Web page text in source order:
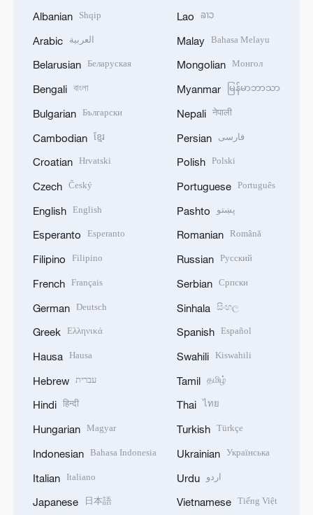
Albanian Shqip
Arabic العربية
Belarusian Беларуская
Bengali বাংলা
Bulgarian Български
Cambodian ខ្មែរ
Croatian Hrvatski
Czech Český
English English
Esperanto Esperanto
Filipino Filipino
French Français
German Deutsch
Greek Ελληνικά
Hausa Hausa
Hebrew עברית
Hindi हिन्दी
Hungarian Magyar
Indonesian Bahasa Indonesia
Italian Italiano
Japanese 日本語
Lao ລາວ
Malay Bahasa Melayu
Mongolian Монгол
Myanmar မြန်မာဘာသာ
Nepali नेपाली
Persian فارسی
Polish Polski
Portuguese Português
Pashto پښتو
Romanian Română
Russian Русский
Serbian Српски
Sinhala සිංහල
Spanish Español
Swahili Kiswahili
Tamil தமிழ்
Thai ไทย
Turkish Türkçe
Ukrainian Українська
Urdu اردو
Vietnamese Tiếng Việt